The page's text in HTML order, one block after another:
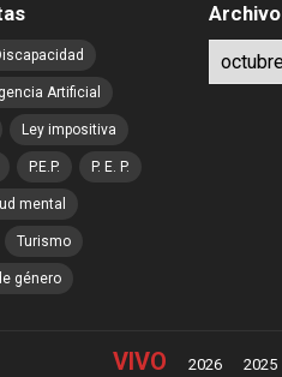
Artificial
Ley impositiva
P.E.P. P. E. P.
mental
Turismo
género
Archivo
Archivo
VIVO 2026 2025